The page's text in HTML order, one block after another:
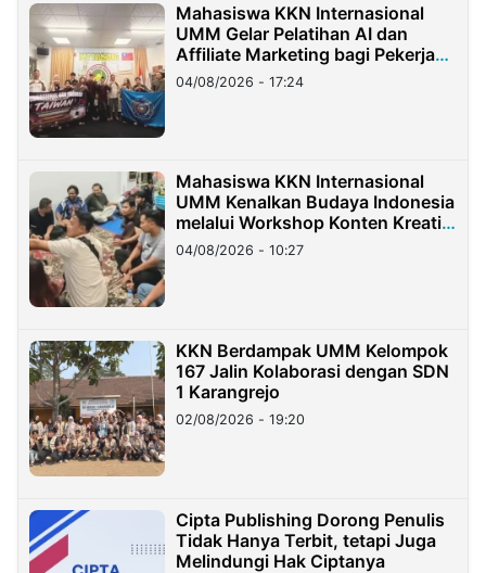
Mahasiswa KKN Internasional
UMM Gelar Pelatihan AI dan
Affiliate Marketing bagi Pekerja
Migran Indonesia di Taiwan
04/08/2026 - 17:24
Mahasiswa KKN Internasional
UMM Kenalkan Budaya Indonesia
melalui Workshop Konten Kreatif
di Taiwan
04/08/2026 - 10:27
KKN Berdampak UMM Kelompok
167 Jalin Kolaborasi dengan SDN
1 Karangrejo
02/08/2026 - 19:20
Cipta Publishing Dorong Penulis
Tidak Hanya Terbit, tetapi Juga
Melindungi Hak Ciptanya